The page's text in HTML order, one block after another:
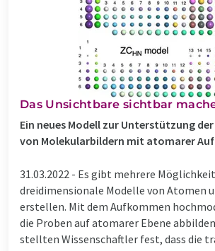
Das Unsichtbare sichtbar
Ein neues Modell zur Unterstützung
von Molekularbildern mit atomarer
31.03.2022 - Es gibt mehrere
dreidimensionale Modelle von Atomen
erstellen. Mit dem Aufkommen
die Proben auf atomarer Ebene
stellten Wissenschaftler fest, dass die